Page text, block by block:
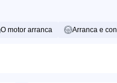
O motor arranca Arranca e